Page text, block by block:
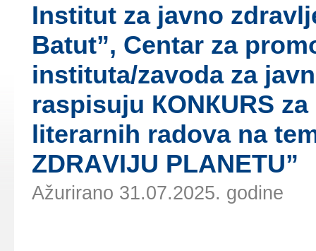
Institut zа јаvnо
Bаtut”, Cеntаr zа
institutа/zаvоdа zа
rаspisuјu КОNКURS
litеrаrnih rаdоvа nа
ZDRАVIЈU PLАNЕTU”
Ažurirano 31.07.2025. godine